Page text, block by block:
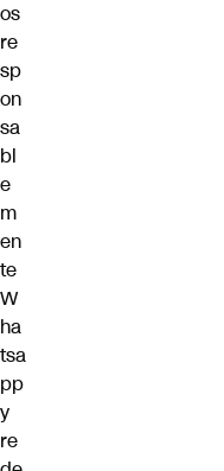
os
re
sp
on
sa
bl
e
m
en
te
W
ha
tsa
pp
y
re